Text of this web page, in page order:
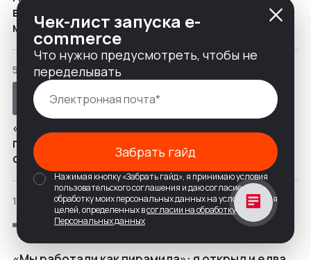
веб-дизайн, пока создавал сайт для
мясокомбината
5 декабря 2024
«Менеджер должен понимать, чем живут
программисты и дизайнеры»: как отбирать и
обучать руководителей проектов
11 ноября 2024
Чек-лист запуска e-
commerce
Что нужно предусмотреть, чтобы не
переделывать
Забрать гайд
Нажимая кнопку «Забрать гайд», я принимаю условия
пользовательского соглашения и даю согласие на
обработку моих персональных данных на условиях и для
целей, определенных всогласии на обработку
Персональных данных